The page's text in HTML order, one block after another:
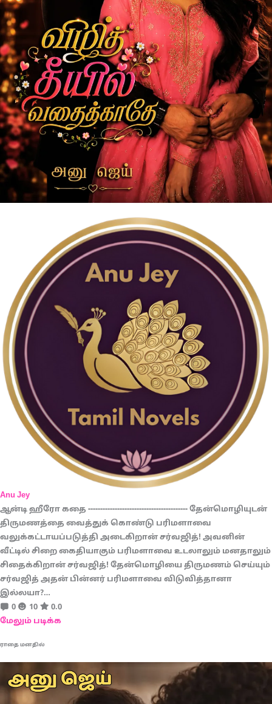
Anu Jey
ஆன்டி ஹீரோ கதை ----------------------------------------- தேன்மொழியுடன்
திருமணத்தை வைத்துக் கொண்டு பரிமளாவை
வலுக்கட்டாயப்படுத்தி அடைகிறான் சர்வஜித்! அவனின்
வீட்டில் சிறை கைதியாகும் பரிமளாவை உடலாலும் மனதாலும்
சிதைக்கிறான் சர்வஜித்! தேன்மொழியை திருமணம் செய்யும்
சர்வஜித் அதன் பின்னர் பரிமளாவை விடுவித்தானா
இல்லயா?…
0
10
0.0
மேலும் படிக்க
ராதை மனதில்